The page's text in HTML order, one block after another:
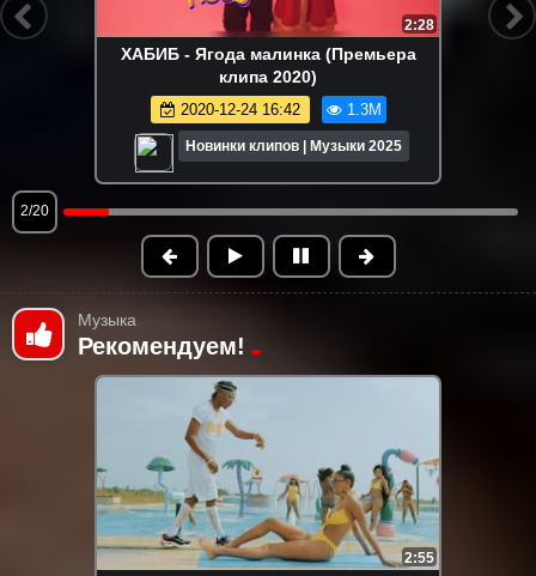
4:32
RASA (Раса) - ПОГУДИМ (Премьера
клипа 2022)
2022-08-12 10:08 1.2M
Новинки клипов | Музыки 2025
3/20
Музыка
Рекомендуем!
2:55